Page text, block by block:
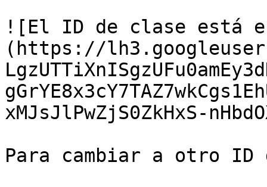
![El ID de clase está
(https://
xMJsJlPwZjS0ZkHxS-
Para cambiar a otro ID